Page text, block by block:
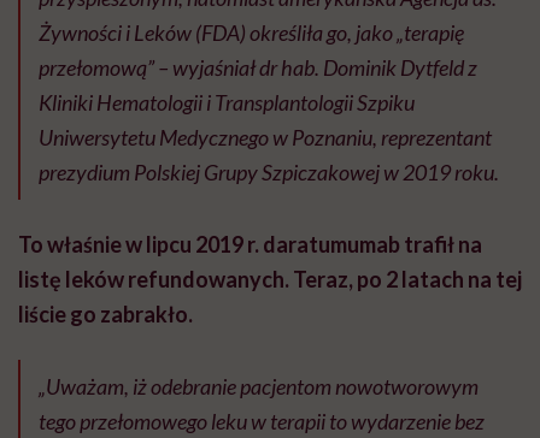
Żywności i Leków (FDA) określiła go, jako „terapię
przełomową” – wyjaśniał dr hab. Dominik Dytfeld z
Kliniki Hematologii i Transplantologii Szpiku
Uniwersytetu Medycznego w Poznaniu, reprezentant
prezydium Polskiej Grupy Szpiczakowej w 2019 roku.
To właśnie w lipcu 2019 r. daratumumab trafił na
listę leków refundowanych. Teraz, po 2 latach na tej
liście go zabrakło.
„Uważam, iż odebranie pacjentom nowotworowym
tego przełomowego leku w terapii to wydarzenie bez